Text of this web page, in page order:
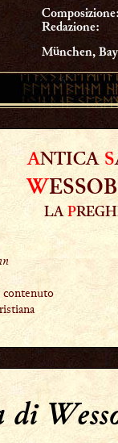
Redazione:
München,
ANTICAS
W
LA P
di